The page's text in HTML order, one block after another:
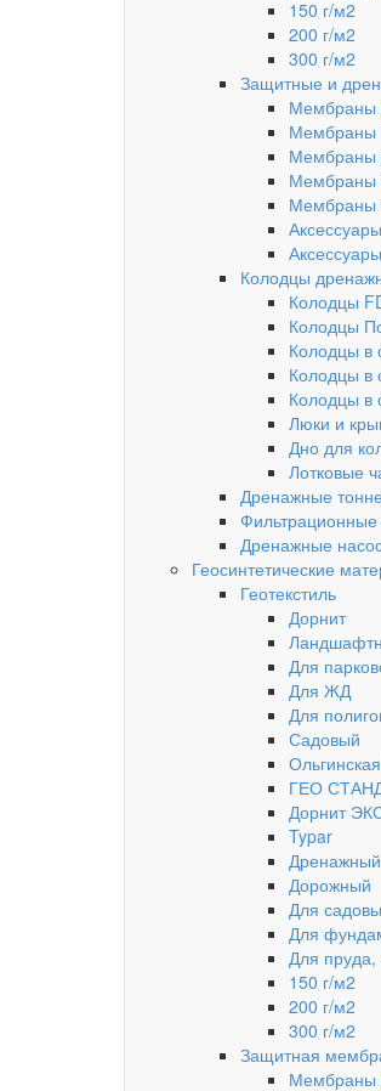
150 г/м2
200 г/м2
300 г/м2
Защитные и
Мембраны
Мембраны
Мембраны
Мембраны
Мембраны
Колодцы
Колодцы
Колодцы
Колодцы в
Колодцы в
Колодцы в
Люки и
Дно для
Лотковые
Дренажные
Дренажные
Геосинтетические
Геотекстиль
Дорнит
Для
Для ЖД
Для
Садовый
ГЕО
Дорнит
Typar
Дренажный
Дорожный
Для
Для
Для
150 г/м2
200 г/м2
300 г/м2
Защитная
Мембраны